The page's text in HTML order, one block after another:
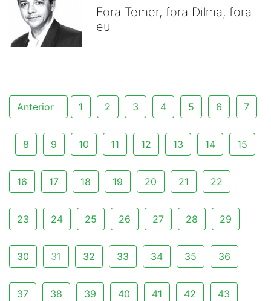
Fora Temer, fora Dilma, fora
eu
Anterior 1 2 3 4 5 6 7
8 9 10 11 12 13 14 15
16 17 18 19 20 21 22
23 24 25 26 27 28 29
30 31 32 33 34 35 36
37 38 39 40 41 42 43